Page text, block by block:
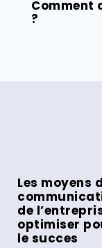
Comment
?
Les moyens
de
optimiser
le succes